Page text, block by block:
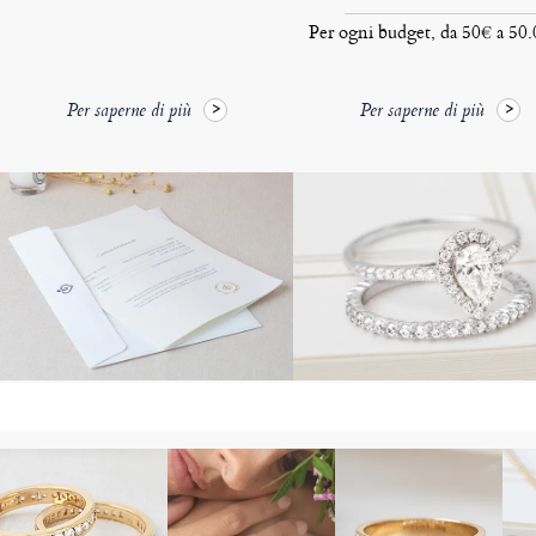
Per saperne di più
Per ogni budget, da 50€ a
Per saperne di più